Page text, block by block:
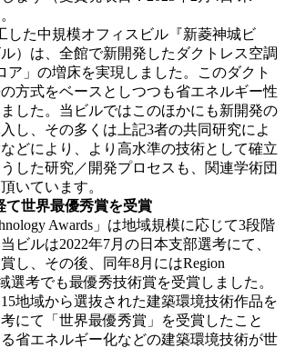
した中規模オフィスビル『新菱神城ビ
）は、全館で新開発したダクトレス空調
ア」の増床を実現しました。このダクト
方式をベースとしつつも省エネルギー性
した。当ビルではこのほかにも新開発の
し、その多くは上記3者の共同研究によ
どにより、より高水準の技術として確立
した研究／開発プロセスも、関連学術団
いています。
て世界最優秀賞を受賞
Awards」は地域規模に応じて3段階
ビルは2022年7月の日本支部選考にて、
し、その後、同年8月にはRegion
選考でも最優秀技術賞を受賞しました。
地域から選抜された建築環境技術作品を
にて「世界最優秀賞」を受賞したこと
省エネルギー化などの建築環境技術が世